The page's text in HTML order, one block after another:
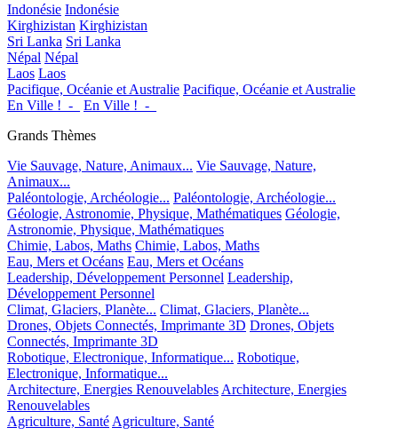
Indonésie Indonésie
Kirghizistan Kirghizistan
Sri Lanka Sri Lanka
Népal Népal
Laos Laos
Pacifique, Océanie et Australie Pacifique, Océanie et Australie
En Ville !_-_
En Ville !_-_
Grands Thèmes
Vie Sauvage, Nature, Animaux... Vie Sauvage, Nature,
Animaux...
Paléontologie, Archéologie... Paléontologie, Archéologie...
Géologie, Astronomie, Physique, Mathématiques Géologie,
Astronomie, Physique, Mathématiques
Chimie, Labos, Maths Chimie, Labos, Maths
Eau, Mers et Océans Eau, Mers et Océans
Leadership, Développement Personnel Leadership,
Développement Personnel
Climat, Glaciers, Planète... Climat, Glaciers, Planète...
Drones, Objets Connectés, Imprimante 3D Drones, Objets
Connectés, Imprimante 3D
Robotique, Electronique, Informatique... Robotique,
Electronique, Informatique...
Architecture, Energies Renouvelables Architecture, Energies
Renouvelables
Agriculture, Santé Agriculture, Santé